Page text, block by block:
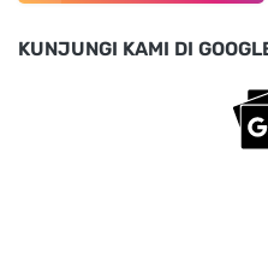
KUNJUNGI KAMI DI